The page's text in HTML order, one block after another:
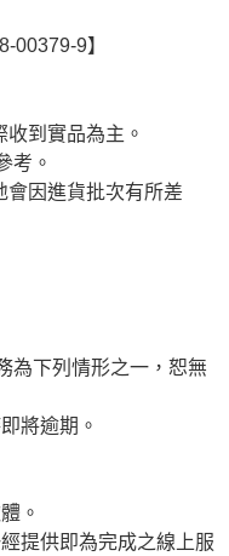
00379-9】
到實品為主。
考。
會因進貨批次有所差
為下列情形之一，恕無
將逾期。
。
提供即為完成之線上服